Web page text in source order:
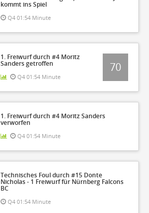
kommt ins Spiel
Q4 01:54 Minute
1. Freiwurf durch #4 Moritz
Sanders getroffen
Q4 01:54 Minute
70
1. Freiwurf durch #4 Moritz Sanders
verworfen
Q4 01:54 Minute
Technisches Foul durch #15 Donte
Nicholas - 1 Freiwurf für Nürnberg Falcons
BC
Q4 01:54 Minute